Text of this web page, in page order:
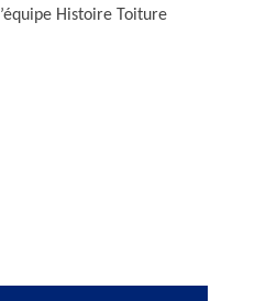
Histoire Toiture